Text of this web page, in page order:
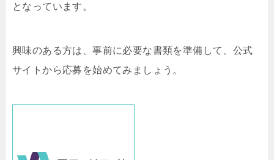
となっています。
興味のある方は、事前に必要な書類を準備して、公式
サイトから応募を始めてみましょう。